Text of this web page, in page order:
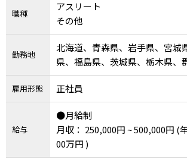
職種
アスリート
その他
勤務地
北海道、青森県、岩手県、宮城
県、福島県、茨城県、栃木県、
千葉県、東京都、神奈川県、新
川県、福井県、山梨県、長野県
県、愛知県、三重県、滋賀県、
兵庫県、奈良県、和歌山県、鳥
山県、広島県、山口県、徳島県
県、高知県、福岡県、佐賀県、
大分県、宮崎県、鹿児島県、沖
雇用形態 正社員
給与
●月給制
月収： 250,000円 ~ 500,000円 (
00万円 )